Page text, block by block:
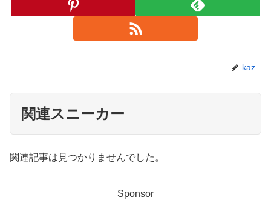
kaz
関連スニーカー
関連記事は見つかりませんでした。
Sponsor